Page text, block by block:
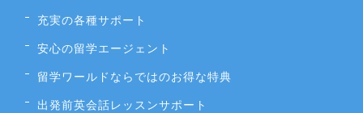
充実の各種サポート
安心の留学エージェント
留学ワールドならではのお得な特典
出発前英会話レッスンサポート